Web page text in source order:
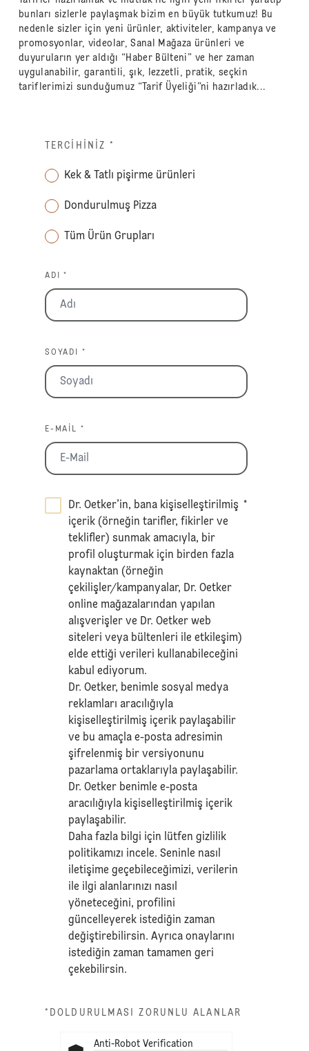
bunları sizlerle paylaşmak bizim en büyük tutkumuz! Bu
nedenle sizler için yeni ürünler, aktiviteler, kampanya ve
promosyonlar, videolar, Sanal Mağaza ürünleri ve
duyuruların yer aldığı “Haber Bülteni” ve her zaman
uygulanabilir, garantili, şık, lezzetli, pratik, seçkin
tariflerimizi sunduğumuz “Tarif Üyeliği”ni hazırladık...
TERCIHINIZ *
Kek & Tatlı pişirme ürünleri
Dondurulmuş Pizza
Tüm Ürün Grupları
ADI *
SOYADI *
E-MAIL *
Dr. Oetker’in, bana kişiselleştirilmiş
içerik (örneğin tarifler, fikirler ve
teklifler) sunmak amacıyla, bir
profil oluşturmak için birden fazla
kaynaktan (örneğin
çekilişler/kampanyalar, Dr. Oetker
online mağazalarından yapılan
alışverişler ve Dr. Oetker web
siteleri veya bültenleri ile etkileşim)
elde ettiği verileri kullanabileceğini
kabul ediyorum.
Dr. Oetker, benimle sosyal medya
reklamları aracılığıyla
kişiselleştirilmiş içerik paylaşabilir
ve bu amaçla e-posta adresimin
şifrelenmiş bir versiyonunu
pazarlama ortaklarıyla paylaşabilir.
Dr. Oetker benimle e-posta
aracılığıyla kişiselleştirilmiş içerik
paylaşabilir.
Daha fazla bilgi için lütfengizlilik
politikamızı incele. Seninle nasıl
iletişime geçebileceğimizi, verilerin
ile ilgi alanlarınızı nasıl
yöneteceğini, profilini
güncelleyerek istediğin zaman
değiştirebilirsin. Ayrıca onaylarını
istediğin zaman tamamen geri
çekebilirsin.
*
*DOLDURULMASI ZORUNLU ALANLAR
Anti-Robot Verification